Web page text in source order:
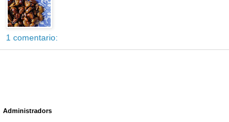
1 comentario:
Administradors